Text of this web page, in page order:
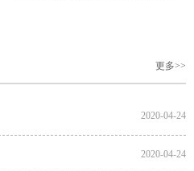
更多>>
2020-04-24
2020-04-24